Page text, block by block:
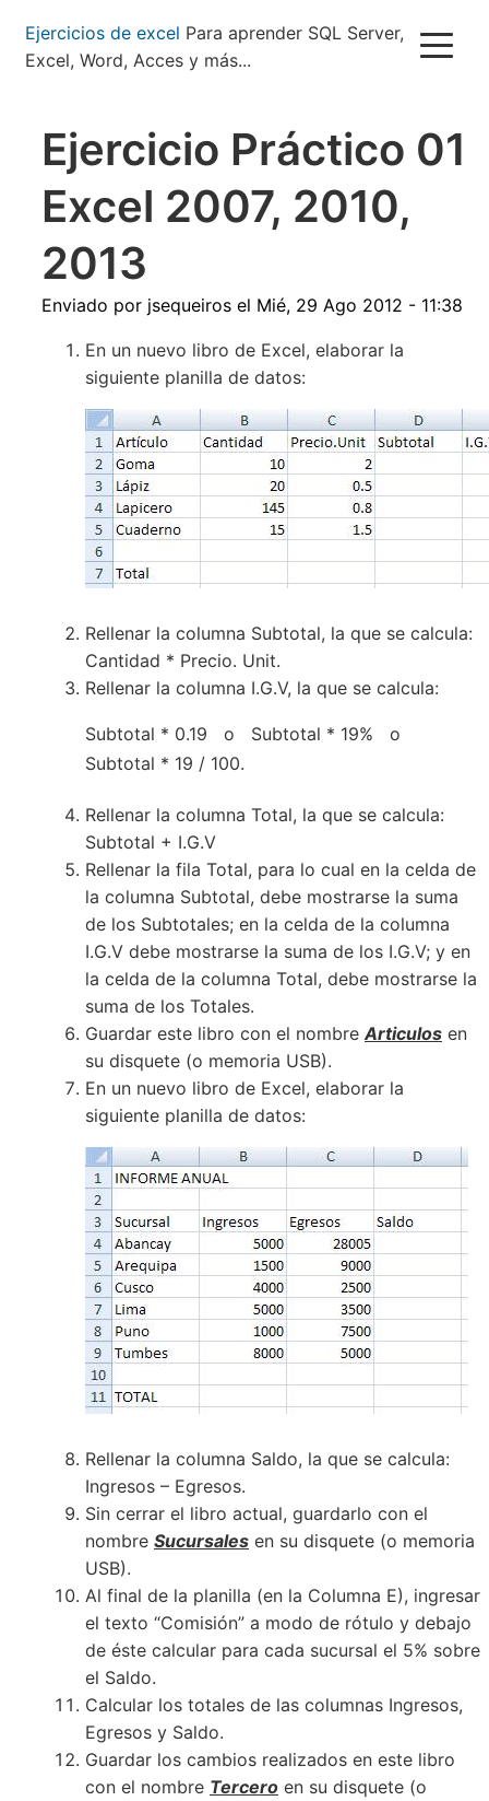
Pasar
contenido
Ejercicios de excel Para aprender SQL Server,
Excel, Word, Acces y más...
Ejercicio Práctico 01
Excel 2007, 2010,
2013
Enviado por jsequeiros el Mié, 29 Ago 2012 - 11:38
En un nuevo libro de Excel, elaborar la
siguiente planilla de datos:
Rellenar la columna Subtotal, la que se calcula:
Cantidad * Precio. Unit.
Rellenar la columna I.G.V, la que se calcula:
Subtotal * 0.19 o Subtotal * 19% o
Subtotal * 19 / 100.
Rellenar la columna Total, la que se calcula:
Subtotal + I.G.V
Rellenar la fila Total, para lo cual en la celda de
la columna Subtotal, debe mostrarse la suma
de los Subtotales; en la celda de la columna
I.G.V debe mostrarse la suma de los I.G.V; y en
la celda de la columna Total, debe mostrarse la
suma de los Totales.
Guardar este libro con el nombre Articulos en
su disquete (o memoria USB).
En un nuevo libro de Excel, elaborar la
siguiente planilla de datos:
Rellenar la columna Saldo, la que se calcula:
Ingresos – Egresos.
Sin cerrar el libro actual, guardarlo con el
nombre Sucursales en su disquete (o memoria
USB).
Al final de la planilla (en la Columna E), ingresar
el texto “Comisión” a modo de rótulo y debajo
de éste calcular para cada sucursal el 5% sobre
el Saldo.
Calcular los totales de las columnas Ingresos,
Egresos y Saldo.
Guardar los cambios realizados en este libro
con el nombre Tercero en su disquete (o